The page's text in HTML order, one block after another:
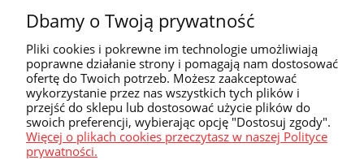
Strefa klienta
Przyczółek
Przydatne linki
Dbamy o Twoją prywatność
Pliki cookies i pokrewne im technologie umożliwiają
poprawne działanie strony i pomagają nam dostosować
ofertę do Twoich potrzeb. Możesz zaakceptować
wykorzystanie przez nas wszystkich tych plików i
przejść do sklepu lub dostosować użycie plików do
swoich preferencji, wybierając opcję "Dostosuj zgody".
Więcej o plikach cookies przeczytasz w naszej Polityce
prywatności.